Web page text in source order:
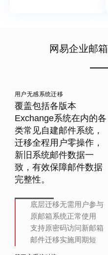
网易企业邮箱
用户无感系统迁移
覆盖包括各版本
Exchange系统在内的各
类常见自建邮件系统，
迁移全程用户零操作，
新旧系统邮件数据一
致，有效保障邮件数据
完整性。
底层迁移无需用户参与
原邮箱系统正常使用
支持原密码访问新邮箱
邮件迁移实施周期短